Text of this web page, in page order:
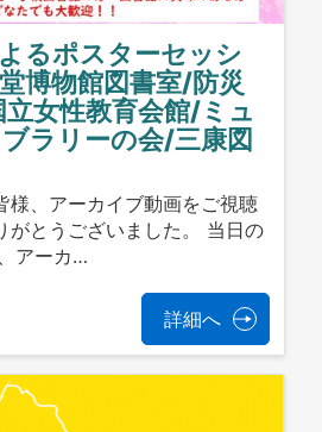
るポスターセッシ
博物館図書室/防災
女性教育会館/ミュ
ラリーの会/三康図
様、アーカイブ動画をご視聴
がとうございました。 当日の
アーカ…
詳細へ